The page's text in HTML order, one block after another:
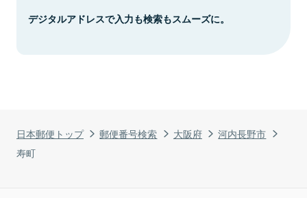
日本郵便トップ 郵便番号検索 大阪府
河内長野市
寿町
デジタルアドレスで入力も検索もスムーズに。